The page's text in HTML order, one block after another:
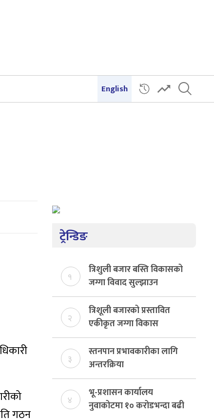
English
गठन
ट्रेन्डिङ
१
त्रिशुली बजार बस्ति विकासको
जग्गा विवाद सुल्झाउन
संयोजक तोकियो
२
त्रिशूली बजारको प्रस्तावित
एकीकृत जग्गा विकास
योजनाको जग्गा विवादमा
किन?, बस्ति विकास दर्ता नभए
समिति विघटन हुने
३
स्तनपान प्रभावकारीका लागि
अन्तरक्रिया
४
भू-प्रशासन कार्यालय
नुवाकोटमा १० करोडभन्दा बढी